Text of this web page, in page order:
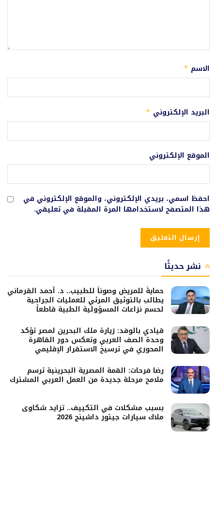
الاسم *
البريد الإلكتروني *
الموقع الإلكتروني
احفظ اسمي، بريدي الإلكتروني، والموقع الإلكتروني في
هذا المتصفح لاستخدامها المرة المقبلة في تعليقي.
نشر حديثًا
حمايةً للمريض وصوناً للطبيب.. د. أحمد القرماني
يطالب بالتوثيق المرئي للعمليات الجراحية
لحسم نزاعات المسؤولية الطبية قاطعاً
قيادي بالوفد: زيارة ملك البحرين لمصر تؤكد
وحدة الصف العربي وتعكس دور القاهرة
المحوري في ترسيخ الاستقرار الإقليمي
رضا فرحات: القمة المصرية البحرينية ترسم
ملامح مرحلة جديدة من العمل العربي المشترك
بسبب مشكلات في التكييف.. تزايد شكاوى
ملاك سيارات جيتور داشينج 2026